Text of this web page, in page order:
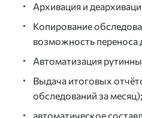
Архивация и
Копирование
возможность переноса
Автоматизация
Выдача итоговых
обследований за месяц);
автоматическое